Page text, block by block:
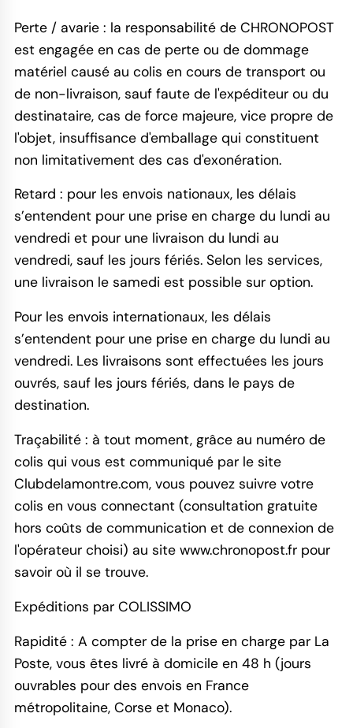
Perte / avarie : la responsabilité de CHRONOPOST
est engagée en cas de perte ou de dommage
matériel causé au colis en cours de transport ou
de non-livraison, sauf faute de l'expéditeur ou du
destinataire, cas de force majeure, vice propre de
l'objet, insuffisance d'emballage qui constituent
non limitativement des cas d'exonération.
Retard : pour les envois nationaux, les délais
s’entendent pour une prise en charge du lundi au
vendredi et pour une livraison du lundi au
vendredi, sauf les jours fériés. Selon les services,
une livraison le samedi est possible sur option.
Pour les envois internationaux, les délais
s’entendent pour une prise en charge du lundi au
vendredi. Les livraisons sont effectuées les jours
ouvrés, sauf les jours fériés, dans le pays de
destination.
Traçabilité : à tout moment, grâce au numéro de
colis qui vous est communiqué par le site
Clubdelamontre.com, vous pouvez suivre votre
colis en vous connectant (consultation gratuite
hors coûts de communication et de connexion de
l'opérateur choisi) au site www.chronopost.fr pour
savoir où il se trouve.
Expéditions par COLISSIMO
Rapidité : A compter de la prise en charge par La
Poste, vous êtes livré à domicile en 48 h (jours
ouvrables pour des envois en France
métropolitaine, Corse et Monaco).